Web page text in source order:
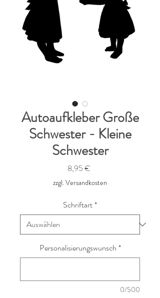
Autoaufkleber Große
Schwester - Kleine
Schwester
8,95 €Preis
zzgl. Versandkosten
Schriftart*
Personalisierungswunsch *
0/500